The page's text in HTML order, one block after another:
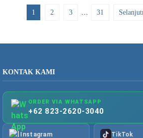
1 2 3 … 31
KONTAK KAMI
ORDER VIA WHATSAPP
+62 823-2620-3040
Instagram TikTok